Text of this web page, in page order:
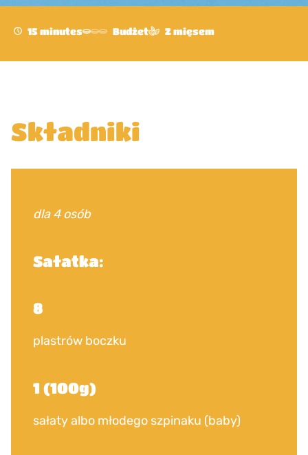
15 minutes Budżet Z mięsem
Składniki
dla 4 osób
Sałatka:
8
plastrów boczku
1 (100g)
sałaty albo młodego szpinaku (baby)